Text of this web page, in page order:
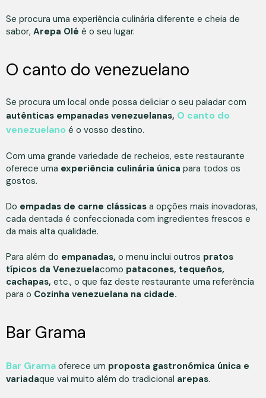
Se procura uma experiência culinária diferente e cheia de
sabor, Arepa Olé é o seu lugar.
O canto do venezuelano
Se procura um local onde possa deliciar o seu paladar com
autênticas empanadas venezuelanas, O canto do
venezuelano é o vosso destino.
Com uma grande variedade de recheios, este restaurante
oferece uma experiência culinária única para todos os
gostos.
Do empadas de carne clássicas a opções mais inovadoras,
cada dentada é confeccionada com ingredientes frescos e
da mais alta qualidade.
Para além do empanadas, o menu inclui outros pratos
típicos da Venezuelacomo patacones, tequeños,
cachapas, etc., o que faz deste restaurante uma referência
para o Cozinha venezuelana na cidade.
Bar Grama
Bar Grama oferece um proposta gastronómica única e
variadaque vai muito além do tradicional arepas.